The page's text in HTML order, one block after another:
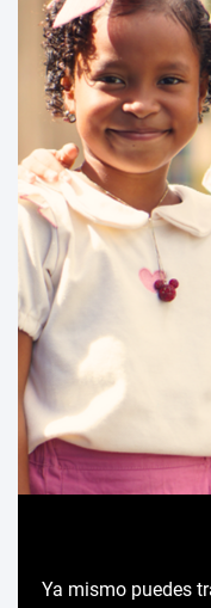
Ya mismo puedes